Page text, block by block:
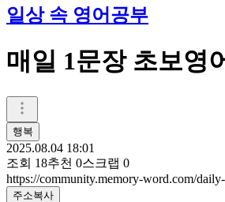
일상 속 영어공부
매일 1문장 초보영
행복
2025.08.04 18:01
조회 18추천 0스크랩 0
https://community.memory-word.com/
주소복사